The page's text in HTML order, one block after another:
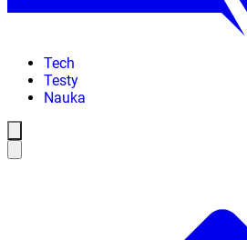
Tech
Testy
Nauka